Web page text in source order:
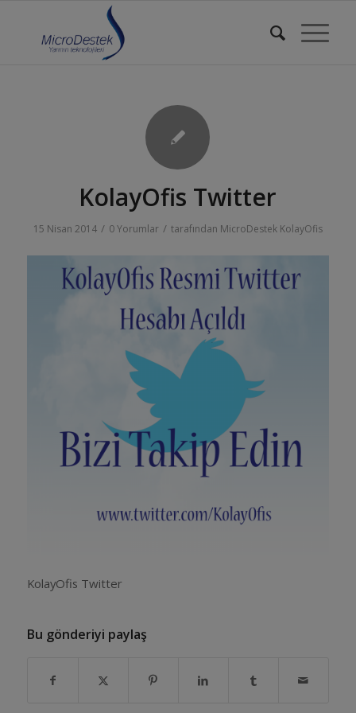
KolayOfis Twitter
15 Nisan 2014 / 0 Yorumlar / tarafından MicroDestek KolayOfis
KolayOfis Twitter
Bu gönderiyi paylaş